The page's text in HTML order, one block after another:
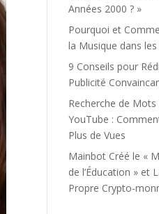
Années 2000 ? »
Pourquoi et
la Musique dans
9 Conseils pour
Publicité
Recherche de Mots
YouTube :
Plus de Vues
Mainbot Créé le «
de l’Éducation » et
Propre Crypto-